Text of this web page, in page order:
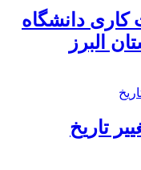
دانشگاه
البرز
تاریخ